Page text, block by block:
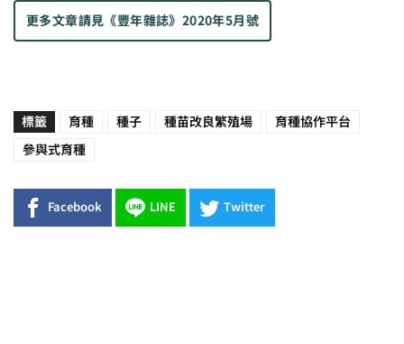
更多文章請見《豐年雜誌》2020年5月號
標籤 育種 種子 種苗改良繁殖場 育種協作平台
參與式育種
Facebook LINE Twitter